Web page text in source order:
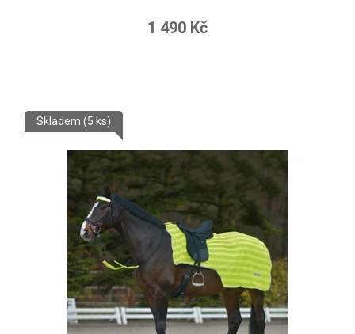
1 490 Kč
Skladem (5 ks)